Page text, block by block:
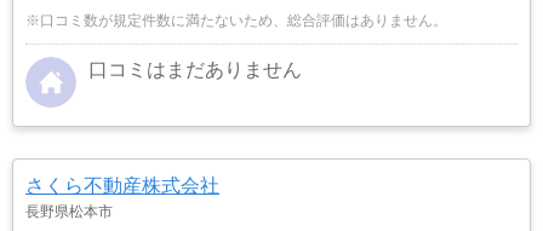
※口コミ数が規定件数に満たないため、総合評価はありません。
口コミはまだありません
さくら不動産株式会社
長野県松本市